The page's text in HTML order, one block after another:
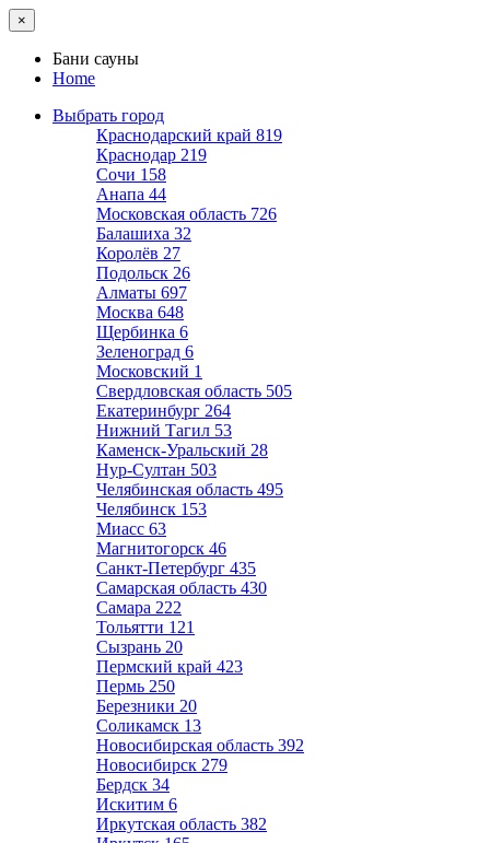
×
Бани сауны
Home
Выбрать город
Краснодарский край 819
Краснодар 219
Сочи 158
Анапа 44
Московская область 726
Балашиха 32
Королёв 27
Подольск 26
Алматы 697
Москва 648
Щербинка 6
Зеленоград 6
Московский 1
Свердловская область 505
Екатеринбург 264
Нижний Тагил 53
Каменск-Уральский 28
Нур-Султан 503
Челябинская область 495
Челябинск 153
Миасс 63
Магнитогорск 46
Санкт-Петербург 435
Самарская область 430
Самара 222
Тольятти 121
Сызрань 20
Пермский край 423
Пермь 250
Березники 20
Соликамск 13
Новосибирская область 392
Новосибирск 279
Бердск 34
Искитим 6
Иркутская область 382